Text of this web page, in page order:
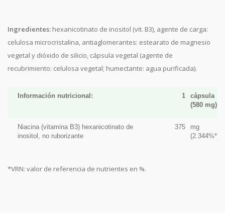
Ingredientes: hexanicotinato de inositol (vit. B3), agente de carga:
celulosa microcristalina, antiaglomerantes: estearato de magnesio
vegetal y dióxido de silicio, cápsula vegetal (agente de
recubrimiento: celulosa vegetal; humectante: agua purificada).
Información nutricional: 1
cápsula
(580 mg)
Niacina (vitamina B3) hexanicotinato de
inositol, no ruborizante
375
mg
(2.344%*)
*VRN: valor de referencia de nutrientes en %.